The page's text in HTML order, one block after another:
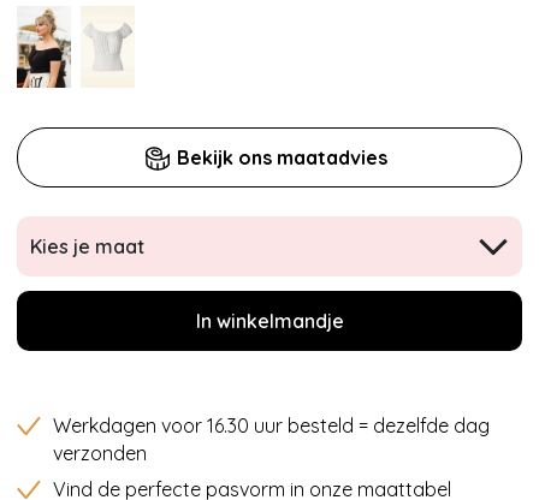
Bekijk ons maatadvies
Kies je maat
In winkelmandje
Werkdagen voor 16.30 uur besteld = dezelfde dag
verzonden
Vind de perfecte pasvorm in onze maattabel